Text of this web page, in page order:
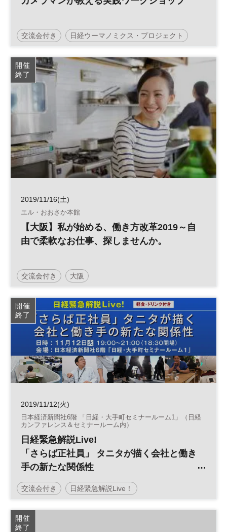
交流会付き 日経ウーマノミクス・プロジェクト
軽食付 参加無料 平日夜開催
写真
開催
終了
2019/11/16(土)
エル・おおさか本館
【大阪】私が始める、働き方改革2019～自
由で柔軟なお仕事、探しませんか。
交流会付き 大阪
日経ウーマノミクス・プロジェクト 働き方 軽食付
参加無料 土日祝開催
開催
終了
2019/11/12(火)
日本経済新聞社6階 「日経・大手町セミナールーム1」（日経
カンファレンス＆セミナールーム内）
日経緊急解説Live!
「さらば正社員」 タニタが描く会社と働き
手の新たな関係性
／日経ビジネススクール
交流会付き 日経緊急解説Live！
日経ビジネススクール
平日夜開催
開催
終了